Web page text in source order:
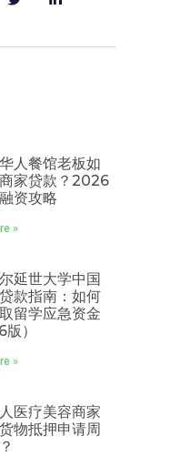
人餐馆老板如
家贷款？2026
资攻略
»
延世大学中国
款指南：如何
留学应急资金
版）
»
医疗美容商家
物抵押申请周